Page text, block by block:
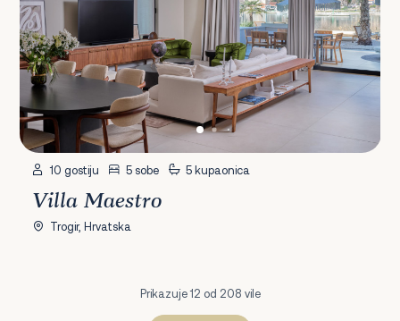
10 gostiju 5 sobe 5 kupaonica
Villa Maestro
Trogir, Hrvatska
Prikazuje 12 od 208 vile